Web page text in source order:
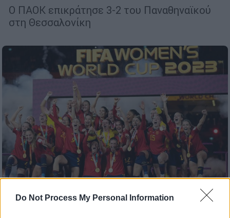
Do Not Process My Personal Information
Ο ΠΑΟΚ επικράτησε 3-2 του Παναθηναϊκού
στη Θεσσαλονίκη